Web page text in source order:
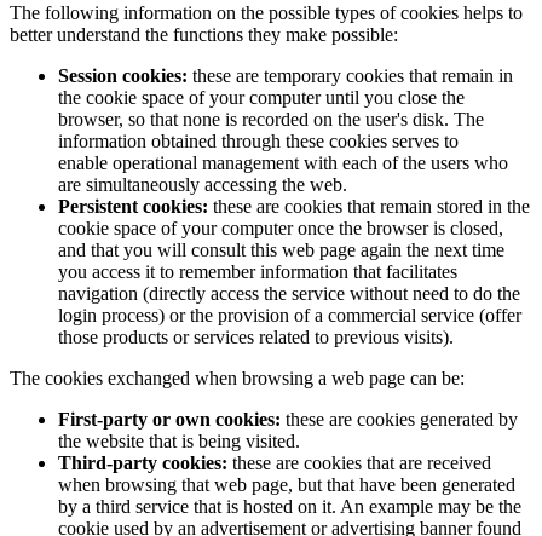
The following information on the possible types of cookies helps to
better understand the functions they make possible:
Session cookies: these are temporary cookies that remain in
the cookie space of your computer until you close the
browser, so that none is recorded on the user's disk. The
information obtained through these cookies serves to
enable operational management with each of the users who
are simultaneously accessing the web.
Persistent cookies: these are cookies that remain stored in the
cookie space of your computer once the browser is closed,
and that you will consult this web page again the next time
you access it to remember information that facilitates
navigation (directly access the service without need to do the
login process) or the provision of a commercial service (offer
those products or services related to previous visits).
The cookies exchanged when browsing a web page can be:
First-party or own cookies: these are cookies generated by
the website that is being visited.
Third-party cookies: these are cookies that are received
when browsing that web page, but that have been generated
by a third service that is hosted on it. An example may be the
cookie used by an advertisement or advertising banner found